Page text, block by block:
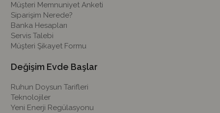
Müşteri Memnuniyet Anketi
Siparişim Nerede?
Banka Hesapları
Servis Talebi
Müşteri Şikayet Formu
Değişim Evde Başlar
Ruhun Doysun Tarifleri
Teknolojiler
Yeni Enerji Regülasyonu